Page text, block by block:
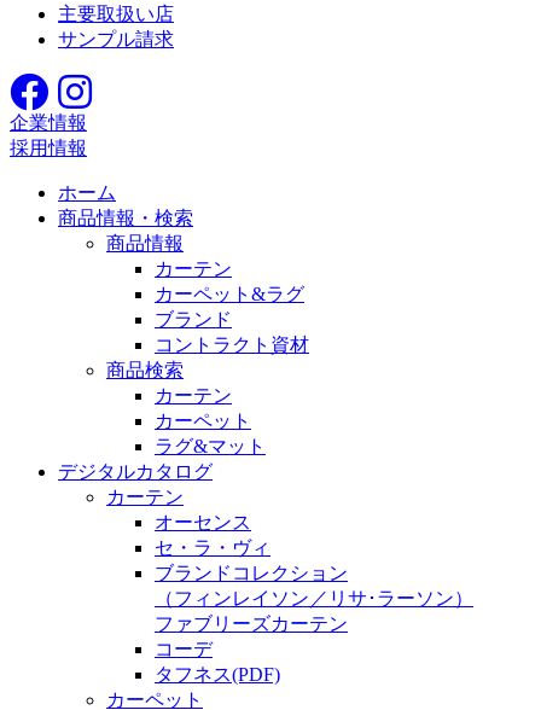
主要取扱い店
サンプル請求
企業情報
採用情報
ホーム
商品情報・検索
商品情報
カーテン
カーペット&ラグ
ブランド
コントラクト資材
商品検索
カーテン
カーペット
ラグ&マット
デジタルカタログ
カーテン
オーセンス
セ・ラ・ヴィ
ブランドコレクション
（フィンレイソン／リサ･ラーソン）
ファブリーズカーテン
コーデ
タフネス(PDF)
カーペット